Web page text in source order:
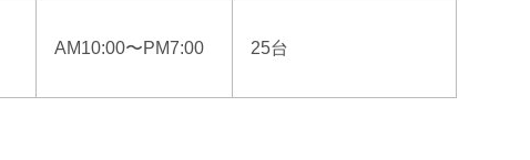
AM10:00〜PM7:00 25台